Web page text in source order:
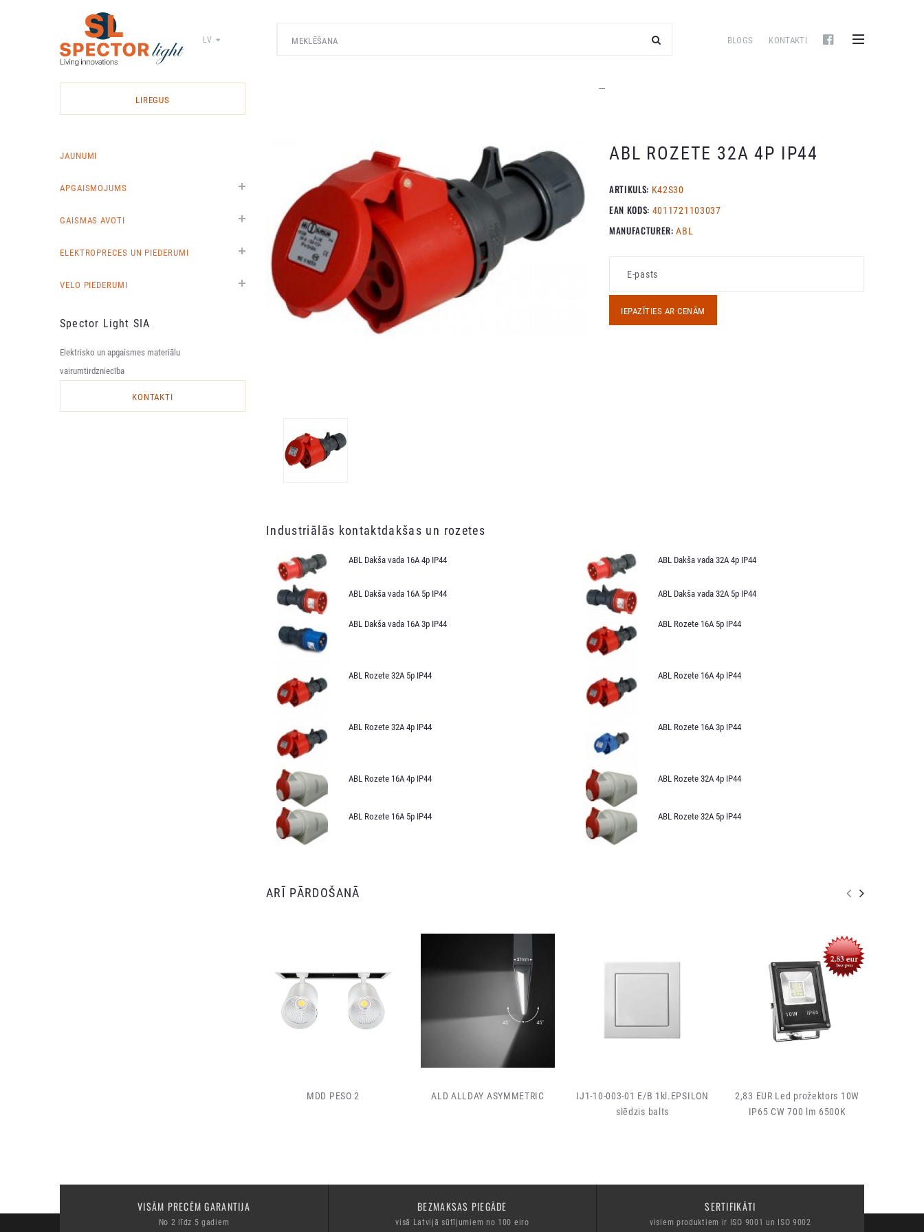
Light
elektrīsko
LV BLOGS KONTAKTI
---
ABL ROZETE 32A 4P IP44
ARTIKULS: K42S30
EAN KODS: 4011721103037
MANUFACTURER: ABL
IEPAZĪTIES AR CENĀM
Industriālās kontaktdakšas un rozetes
ABL Dakša vada 16A 4p IP44 ABL Dakša vada 32A 4p IP44
ABL Dakša vada 16A 5p IP44 ABL Dakša vada 32A 5p IP44
ABL Dakša vada 16A 3p IP44 ABL Rozete 16A 5p IP44
ABL Rozete 32A 5p IP44 ABL Rozete 16A 4p IP44
ABL Rozete 32A 4p IP44 ABL Rozete 16A 3p IP44
ABL Rozete 16A 4p IP44 ABL Rozete 32A 4p IP44
ABL Rozete 16A 5p IP44 ABL Rozete 32A 5p IP44
ARĪ PĀRDOŠANĀ
MDD PESO 2 ALD ALLDAY ASYMMETRIC
IJ1-10-003-01 E/B 1kl.EPSILON
slēdzis balts
2,83 EUR Led prožektors 10W
IP65 CW 700 lm 6500K
LIREGUS
JAUNUMI
APGAISMOJUMS
GAISMAS AVOTI
ELEKTROPRECES UN PIEDERUMI
VELO PIEDERUMI
Spector Light SIA
Elektrisko un apgaismes materiālu
vairumtirdzniecība
KONTAKTI
VISĀM PRECĒM GARANTIJA
No 2 līdz 5 gadiem
BEZMAKSAS PIEGĀDE
visā Latvijā sūtījumiem no 100 eiro
SERTIFIKĀTI
visiem produktiem ir ISO 9001 un ISO 9002